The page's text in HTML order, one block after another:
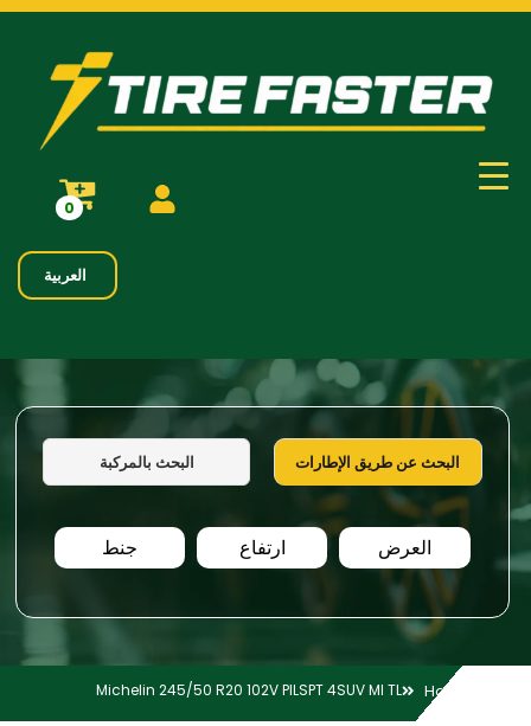
0
العربية
البحث عن طريق الإطارات البحث بالمركبة
العرض ارتفاع جنط
Home
Michelin 245/50 R20 102V PILSPT 4SUV MI TL